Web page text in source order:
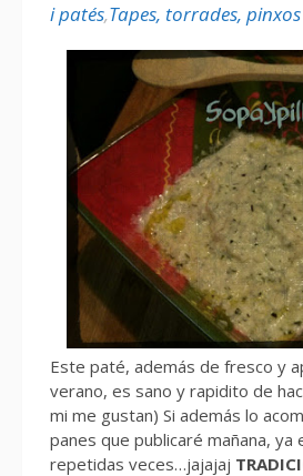
i patés,Tapes, torrades, pinxos
Este paté, además de fresco y
verano, es sano y rapidito de
mi me gustan) Si además lo
panes que publicaré mañana, ya
repetidas veces…jajajaj